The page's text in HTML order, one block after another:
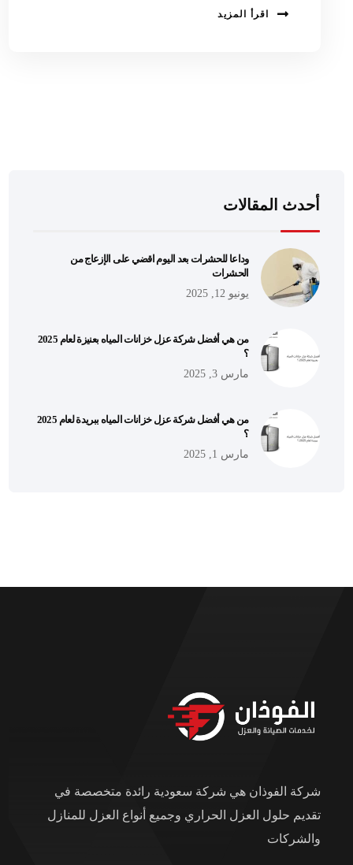
اقرأ المزيد
أحدث المقالات
وداعا للحشرات بعد اليوم اقضي على الإزعاج من
الحشرات
يونيو 12, 2025
من هي أفضل شركة عزل خزانات المياه بعنيزة لعام 2025
؟
مارس 3, 2025
من هي أفضل شركة عزل خزانات المياه ببريدة لعام 2025
؟
مارس 1, 2025
شركة الفوذان هي شركة سعودية رائدة متخصصة في
تقديم حلول العزل الحراري وجميع أنواع العزل للمنازل
والشركات